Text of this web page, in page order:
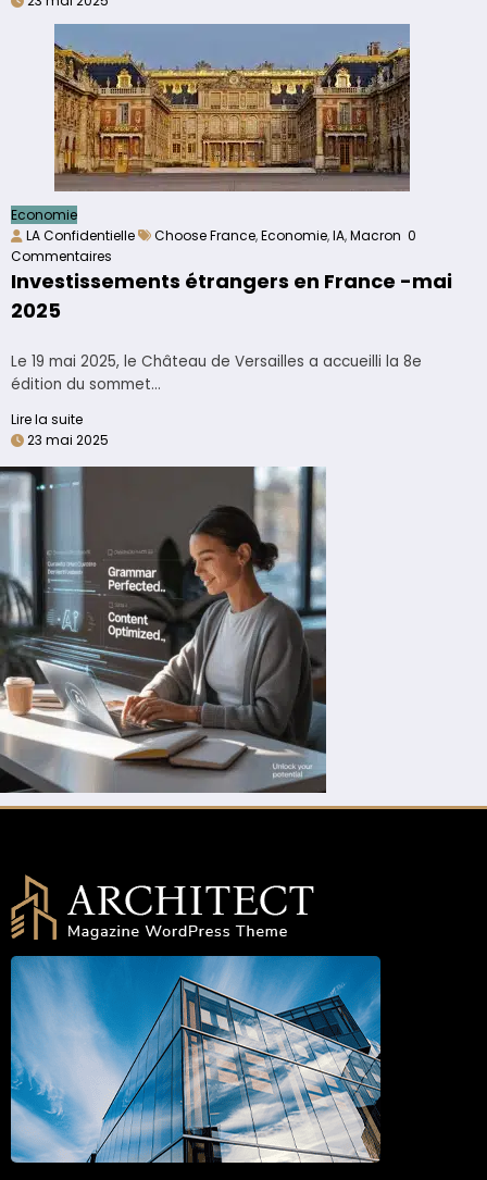
Economie
LA Confidentielle
Choose France,Economie,IA,Macron 0
Commentaires
Investissements étrangers en France -mai
2025
Le 19 mai 2025, le Château de Versailles a accueilli la 8e
édition du sommet…
Lire la suite
23 mai 2025